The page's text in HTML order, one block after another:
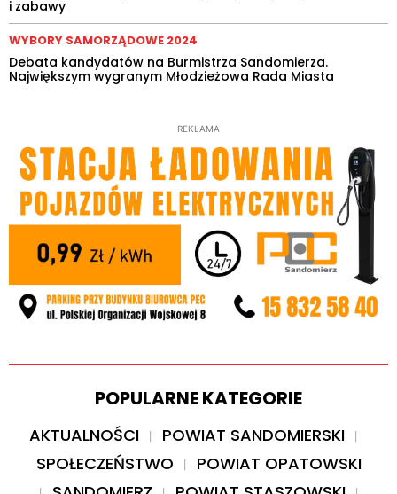
i zabawy
WYBORY SAMORZĄDOWE 2024
Debata kandydatów na Burmistrza Sandomierza.
Największym wygranym Młodzieżowa Rada Miasta
REKLAMA
POPULARNE KATEGORIE
AKTUALNOŚCI
POWIAT SANDOMIERSKI
SPOŁECZEŃSTWO
POWIAT OPATOWSKI